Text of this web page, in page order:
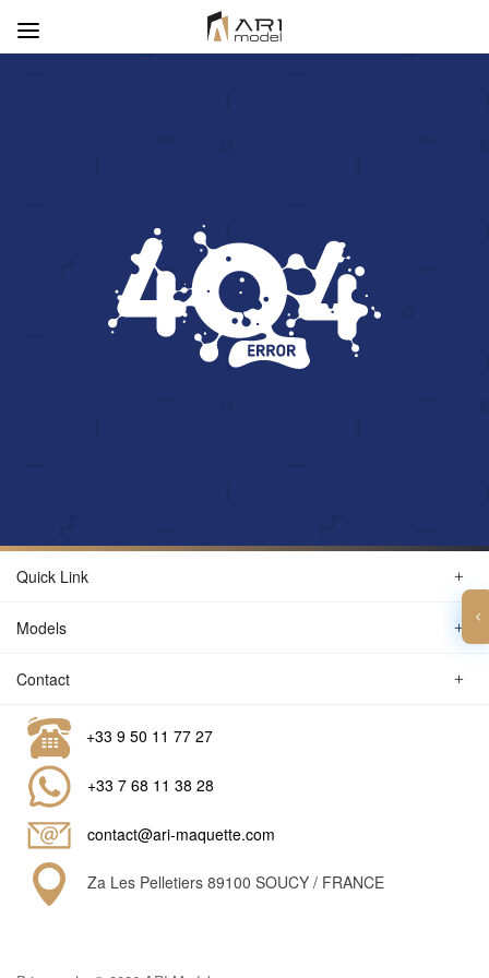
Quick Link
Models
Contact
+33 9 50 11 77 27
+33 7 68 11 38 28
contact@ari-maquette.com
Za Les Pelletiers 89100 SOUCY / FRANCE